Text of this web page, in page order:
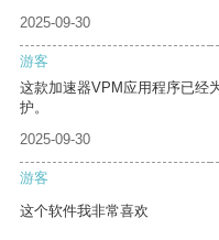
2025-09-30
游客
这款加速器VPM应用程序已经
护。
2025-09-30
游客
这个软件我非常喜欢